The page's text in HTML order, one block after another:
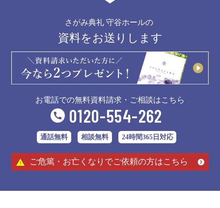
さがみ典礼 守谷ホールの
資料をお送りします
お電話での無料資料請求・ご相談はこちら
0120-554-262
通話無料 相談無料 24時間365日対応
ご危篤・お亡くなりでご依頼の方はこちら